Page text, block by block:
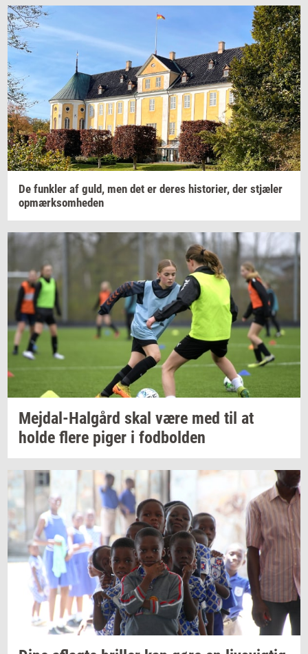
De funk­ler af guld, men det er deres hi­sto­ri­er, der stjæ­ler
op­mærk­som­he­den
Mejdal-​Halgård skal være med til at
holde flere piger i fod­bol­den